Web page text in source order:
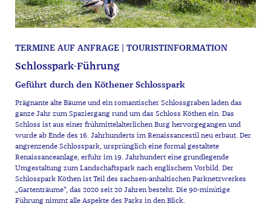
TERMINE AUF ANFRAGE | TOURISTINFORMATION
Schlosspark-Führung
Geführt durch den Köthener Schlosspark
Prägnante alte Bäume und ein romantischer Schlossgraben laden das
ganze Jahr zum Spaziergang rund um das Schloss Köthen ein. Das
Schloss ist aus einer frühmittelalterlichen Burg hervorgegangen und
wurde ab Ende des 16. Jahrhunderts im Renaissancestil neu erbaut. Der
angrenzende Schlosspark, ursprünglich eine formal gestaltete
Renaissanceanlage, erfuhr im 19. Jahrhundert eine grundlegende
Umgestaltung zum Landschaftspark nach englischem Vorbild. Der
Schlosspark Köthen ist Teil des sachsen-anhaltischen Parknetzwerkes
„Gartenträume“, das 2020 seit 20 Jahren besteht. Die 90-minütige
Führung nimmt alle Aspekte des Parks in den Blick.